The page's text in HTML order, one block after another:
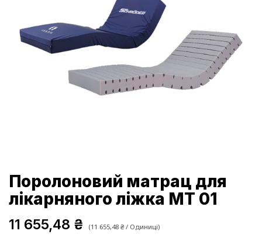
Поролоновий матрац для
лікарняного ліжка MT 01
11 655,48 ₴ (11 655,48 ₴ / Одиниці)